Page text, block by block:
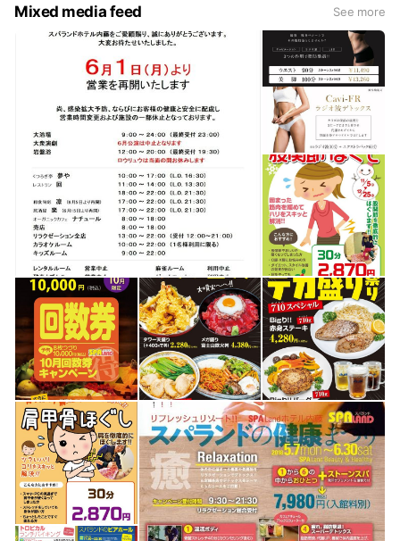
Mixed media feed See more